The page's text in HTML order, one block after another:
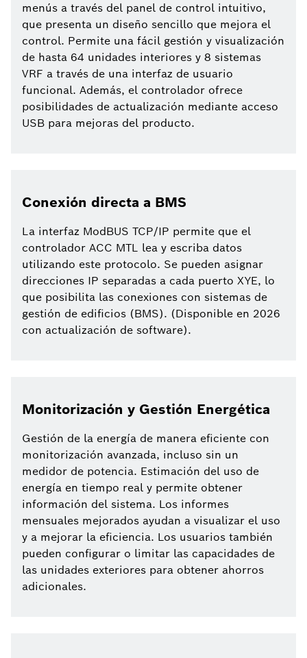
menús a través del panel de control intuitivo,
que presenta un diseño sencillo que mejora el
control. Permite una fácil gestión y visualización
de hasta 64 unidades interiores y 8 sistemas
VRF a través de una interfaz de usuario
funcional. Además, el controlador ofrece
posibilidades de actualización mediante acceso
USB para mejoras del producto.
Conexión directa a BMS
La interfaz ModBUS TCP/IP permite que el
controlador ACC MTL lea y escriba datos
utilizando este protocolo. Se pueden asignar
direcciones IP separadas a cada puerto XYE, lo
que posibilita las conexiones con sistemas de
gestión de edificios (BMS). (Disponible en 2026
con actualización de software).
Monitorización y Gestión Energética
Gestión de la energía de manera eficiente con
monitorización avanzada, incluso sin un
medidor de potencia. Estimación del uso de
energía en tiempo real y permite obtener
información del sistema. Los informes
mensuales mejorados ayudan a visualizar el uso
y a mejorar la eficiencia. Los usuarios también
pueden configurar o limitar las capacidades de
las unidades exteriores para obtener ahorros
adicionales.